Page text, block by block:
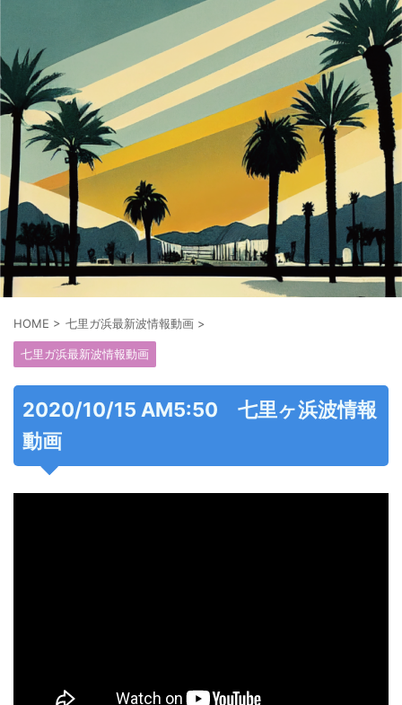
HOME > 七里ガ浜最新波情報動画 >
七里ガ浜最新波情報動画
2020/10/15 AM5:50 七里ヶ浜波情報
動画